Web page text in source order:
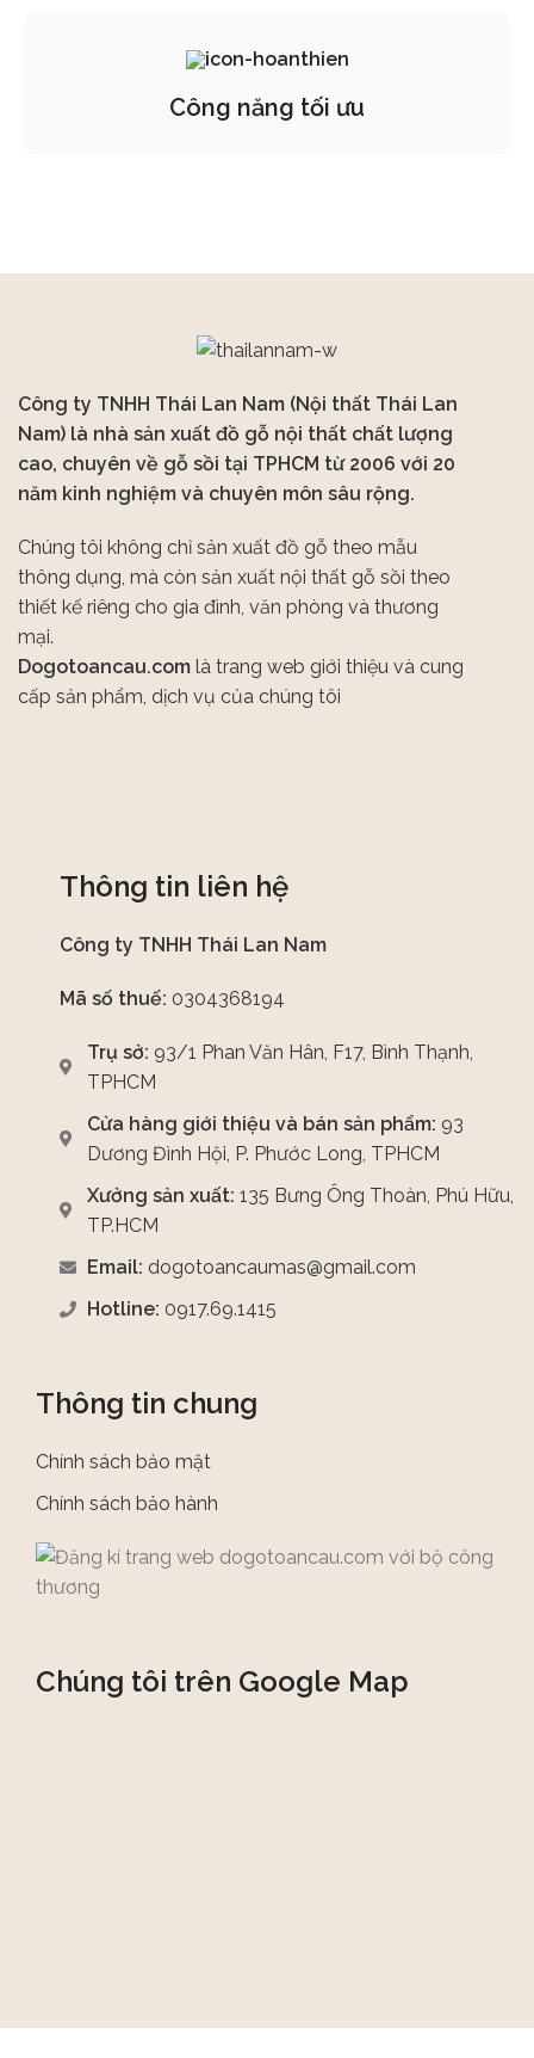
Công năng tối ưu
Công ty TNHH Thái Lan Nam (Nội thất Thái Lan
Nam) là nhà sản xuất đồ gỗ nội thất chất lượng
cao, chuyên về gỗ sồi tại TPHCM từ 2006 với 20
năm kinh nghiệm và chuyên môn sâu rộng.
Chúng tôi không chỉ sản xuất đồ gỗ theo mẫu
thông dụng, mà còn sản xuất nội thất gỗ sồi theo
thiết kế riêng cho gia đình, văn phòng và thương
mại.
Dogotoancau.com là trang web giới thiệu và cung
cấp sản phẩm, dịch vụ của chúng tôi
Thông tin liên hệ
Công ty TNHH Thái Lan Nam
Mã số thuế: 0304368194
Trụ sở: 93/1 Phan Văn Hân, F17, Bình Thạnh,
TPHCM
Cửa hàng giới thiệu và bán sản phẩm: 93
Dương Đình Hội, P. Phước Long, TPHCM
Xưởng sản xuất: 135 Bưng Ông Thoàn, Phú Hữu,
TP.HCM
Email: dogotoancaumas@gmail.com
Hotline: 0917.69.1415
Thông tin chung
Chính sách bảo mật
Chính sách bảo hành
Chúng tôi trên Google Map